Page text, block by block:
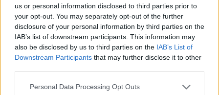
us or personal information disclosed to third parties prior to
your opt-out. You may separately opt-out of the further
disclosure of your personal information by third parties on the
IAB’s list of downstream participants. This information may
also be disclosed by us to third parties on the IAB’s List of
Downstream Participants that may further disclose it to other
Please note that this website/app uses one or more Google
Personal Data Processing Opt Outs
— Hartog Dental (@HartogDental)February
28, 2016